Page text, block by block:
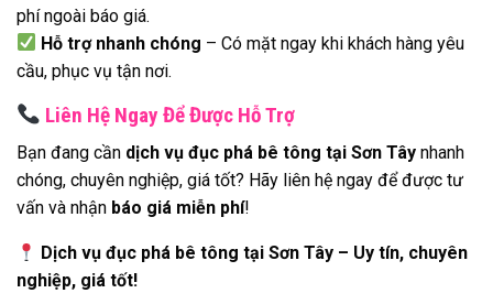
phí ngoài báo giá.
Hỗ trợ nhanh chóng – Có mặt ngay khi khách hàng yêu
cầu, phục vụ tận nơi.
Liên Hệ Ngay Để Được Hỗ Trợ
Bạn đang cần dịch vụ đục phá bê tông tại Sơn Tây nhanh
chóng, chuyên nghiệp, giá tốt? Hãy liên hệ ngay để được tư
vấn và nhận báo giá miễn phí!
Dịch vụ đục phá bê tông tại Sơn Tây – Uy tín, chuyên
nghiệp, giá tốt!